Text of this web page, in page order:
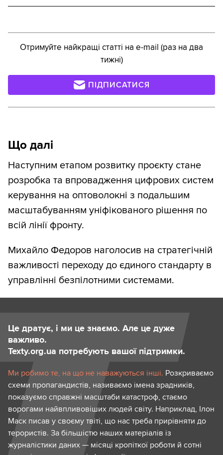
Отримуйте найкращі статті на e-mail (раз на два
тижні)
ПІДПИСАТИСЯ
Що далі
Наступним етапом розвитку проєкту стане
розробка та впровадження цифрових систем
керування на оптоволокні з подальшим
масштабуванням уніфікованого рішення по
всій лінії фронту.
Михайло Федоров наголосив на стратегічній
важливості переходу до єдиного стандарту в
управлінні безпілотними системами.
Це дратує, і ми це знаємо. Але це дуже
важливо.
Texty.org.ua потребують вашої підтримки.
Ми робимо те, на що не наважуються інші. Розкриваємо
схеми пропагандистів, називаємо імена зрадників,
показуємо справжні масштаби катастроф, стаємо
ворогами найвпливовіших людей світу. Наприклад, Ілон
Маск писав у своєму твіті, що нас треба прирівняти до
терористів. За більшістю наших матеріалів із
журналістики даних — місяці кропіткої роботи й сотні